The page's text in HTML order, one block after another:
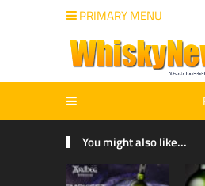
PRIMARY MENU
You might also like...